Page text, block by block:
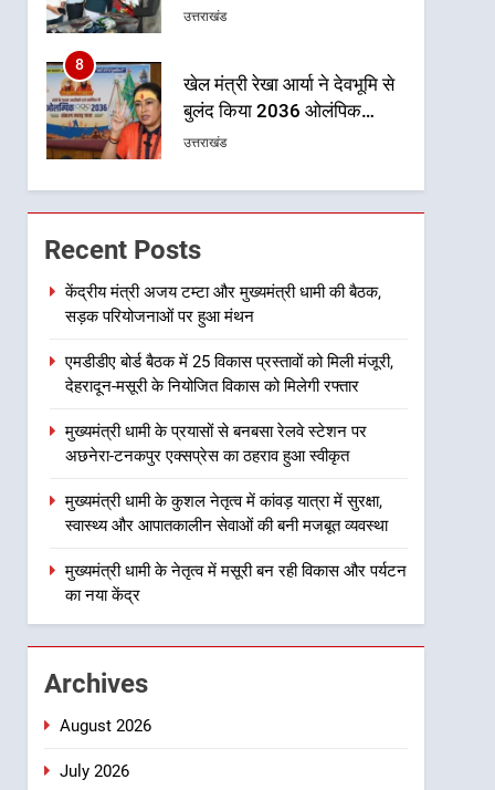
कृषि एवं बागवानी योजनाओं का
उत्तराखंड
8
खेल मंत्री रेखा आर्या ने देवभूमि से
बुलंद किया 2036 ओलंपिक
मेजबानी का संकल्प
उत्तराखंड
1
केंद्रीय मंत्री अजय टम्टा और
मुख्यमंत्री धामी की बैठक, सड़क
परियोजनाओं पर हुआ मंथन
2
प्रस्तावों को मिली मंजूरी, देहरादून-
मसूरी के नियोजित विकास को
मिलेगी रफ्तार
उत्तराखंड
3
मुख्यमंत्री धामी के प्रयासों से
बनबसा रेलवे स्टेशन पर अछनेरा-
टनकपुर एक्सप्रेस का ठहराव हुआ
उत्तराखंड
4
आपातकालीन सेवाओं की बनी
उत्तराखंड
5
Recent Posts
केंद्रीय मंत्री अजय टम्टा और मुख्यमंत्री धामी की बैठक,
सड़क परियोजनाओं पर हुआ मंथन
एमडीडीए बोर्ड बैठक में 25 विकास प्रस्तावों को मिली मंजूरी,
देहरादून-मसूरी के नियोजित विकास को मिलेगी रफ्तार
मुख्यमंत्री धामी के प्रयासों से बनबसा रेलवे स्टेशन पर
अछनेरा-टनकपुर एक्सप्रेस का ठहराव हुआ स्वीकृत
मुख्यमंत्री धामी के कुशल नेतृत्व में कांवड़ यात्रा में सुरक्षा,
स्वास्थ्य और आपातकालीन सेवाओं की बनी मजबूत व्यवस्था
मुख्यमंत्री धामी के नेतृत्व में मसूरी बन रही विकास और पर्यटन
का नया केंद्र
Archives
August 2026
July 2026